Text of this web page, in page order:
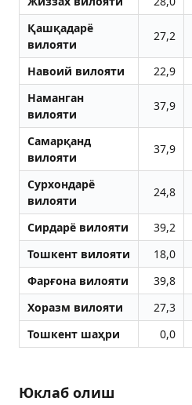
Қашқадарё
вилояти
27,2
Навоий вилояти 22,9
Наманган
вилояти
37,9
Самарқанд
вилояти
37,9
Сурхондарё
вилояти
24,8
Сирдарё вилояти 39,2
Тошкент вилояти
18,0
Фарғона вилояти
39,8
Хоразм вилояти
27,3
Тошкент шаҳри
0,0
Юклаб олиш